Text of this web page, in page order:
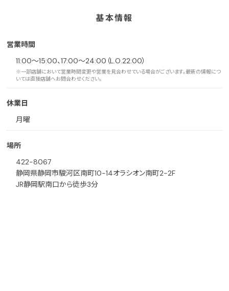
基本情報
営業時間
11:00〜15:00、17:00〜24:00（L.O.22:00）
※一部店舗において営業時間変更や営業を見合わせている場合がございます。最新の情報につ
いては直接店舗へお問合わせください。
休業日
月曜
場所
422-8067
静岡県静岡市駿河区南町10-14オラシオン南町2-2F
JR静岡駅南口から徒歩3分